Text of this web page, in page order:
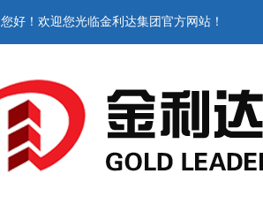
您好！欢迎您光临金利达集团官方网站！